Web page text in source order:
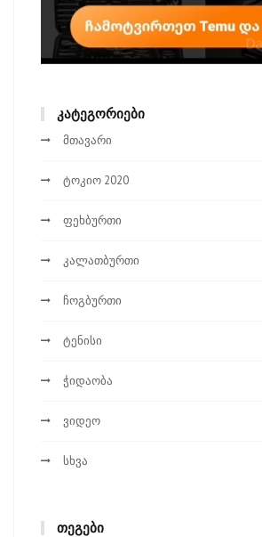
ᲙᲐᲢᲔᲒᲝᲠᲘᲔᲑᲘ
მთავარი
ტოკიო 2020
ფეხბურთი
კალათბურთი
ჩოგბურთი
ტენისი
ჭიდაობა
ვიდეო
სხვა
ᲗᲔᲒᲔᲑᲘ